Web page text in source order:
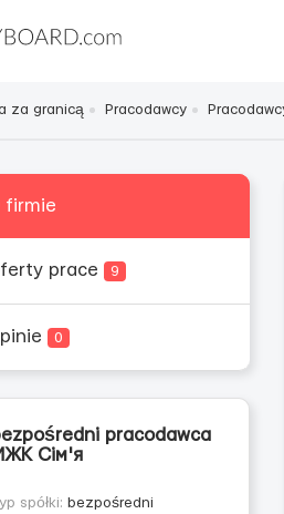
za granicą Pracodawcy
firmie
prace 9
0
pracodawca
Сім'я
spółki: bezpośredni